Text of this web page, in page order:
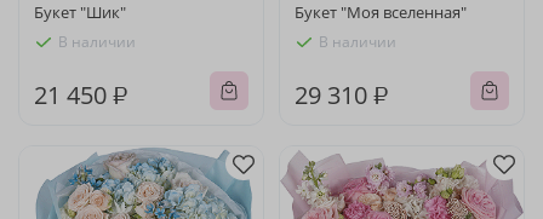
Букет "Шик"
В наличии
21 450 ₽
Букет "Моя вселенная"
В наличии
29 310 ₽